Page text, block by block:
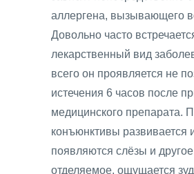
аллергена, вызывающего
Довольно часто
лекарственный вид
всего он проявляется не
истечения 6 часов после
медицинского препарата.
конъюнктивы развивается
появляются слёзы и другое
отделяемое, ощущается